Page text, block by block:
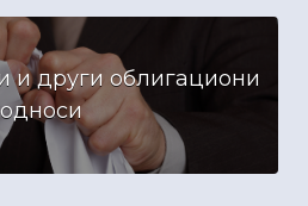
и други облигациони
односи